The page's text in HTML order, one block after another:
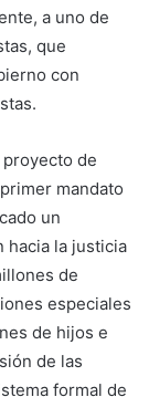
a uno de
que
con
de
mandato
un
hacia la justicia
de
especiales
de hijos e
de las
formal de